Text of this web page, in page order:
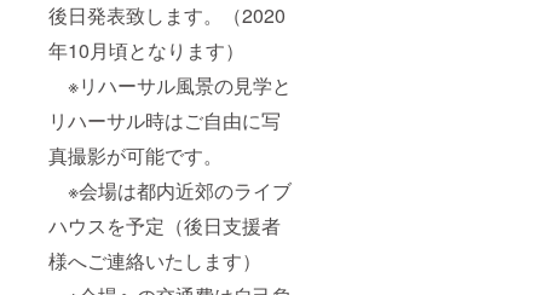
後日発表致します。（2020
年10月頃となります）
※リハーサル風景の見学と
リハーサル時はご自由に写
真撮影が可能です。
※会場は都内近郊のライブ
ハウスを予定（後日支援者
様へご連絡いたします）